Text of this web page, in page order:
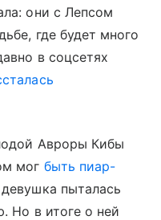
они с Лепсом
где будет много
в соцсетях
Авроры Кибы
мог быть пиар-
пыталась
Но в итоге о ней